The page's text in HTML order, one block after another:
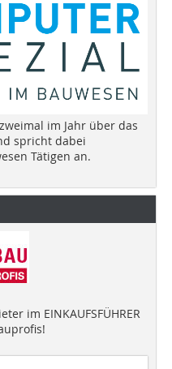
im Jahr über das
spricht dabei
Tätigen an.
im EINKAUFSFÜHRER